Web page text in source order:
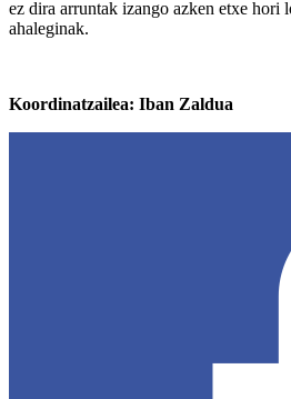
ez dira arruntak izango azken etxe hori
ahaleginak.
Koordinatzailea: Iban Zaldua